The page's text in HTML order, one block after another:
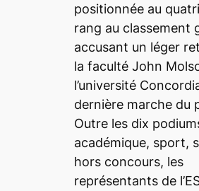
positionnée au
rang au classement
accusant un léger
la faculté John
l’université
dernière marche du
Outre les dix
académique, sport,
hors concours, les
représentants de